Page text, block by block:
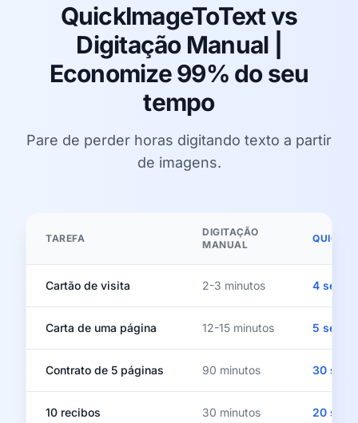
QuickImageToText vs
Digitação Manual |
Economize 99% do seu
tempo
Pare de perder horas digitando texto a partir
de imagens.
TAREFA
DIGITAÇÃO
MANUAL
Cartão de visita 2-3 minutos 4
Carta de uma página 12-15 minutos 5
Contrato de 5 páginas 90 minutos 30
10 recibos 30 minutos 20